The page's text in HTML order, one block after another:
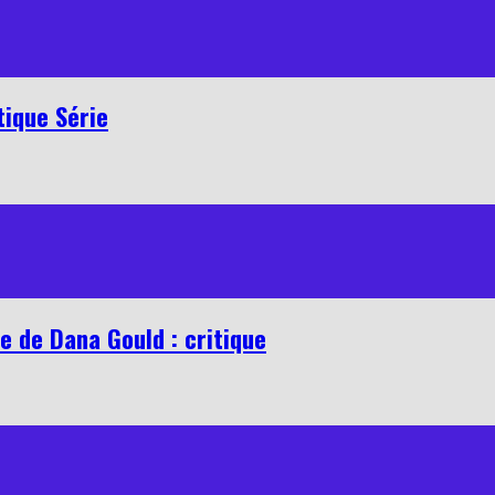
Série
de Dana Gould : critique